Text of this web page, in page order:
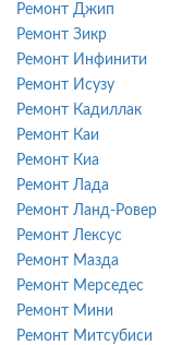
Ремонт Джип
Ремонт Зикр
Ремонт Инфинити
Ремонт Исузу
Ремонт Кадиллак
Ремонт Каи
Ремонт Киа
Ремонт Лада
Ремонт Ланд-Ровер
Ремонт Лексус
Ремонт Мазда
Ремонт Мерседес
Ремонт Мини
Ремонт Митсубиси